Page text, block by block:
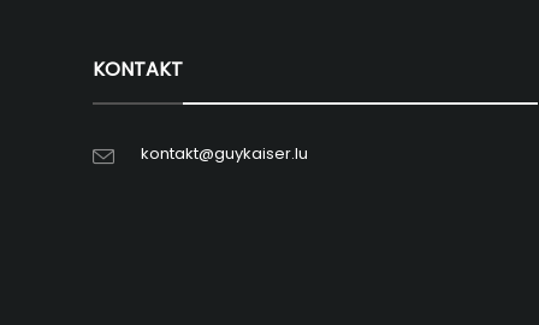
KONTAKT
kontakt@guykaiser.lu